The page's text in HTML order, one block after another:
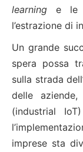
learning e le
l’estrazione di
Un grande
spera possa
sulla strada
delle
(industrial
imprese sta